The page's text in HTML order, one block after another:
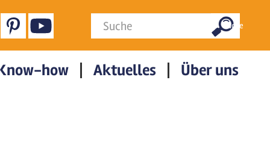
Suchformular Suche
how Aktuelles Über uns